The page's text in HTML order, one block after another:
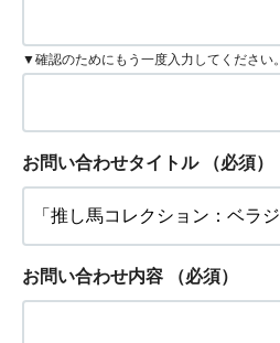
▼確認のためにもう一度入力してください。
お問い合わせタイトル （必須）
お問い合わせ内容 （必須）